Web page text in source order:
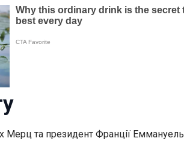
Мерц та президент Франції